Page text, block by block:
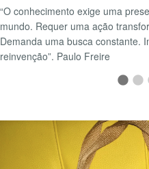
“O conhecimento exige uma
mundo. Requer uma ação
Demanda uma busca constante.
reinvenção”. Paulo Freire